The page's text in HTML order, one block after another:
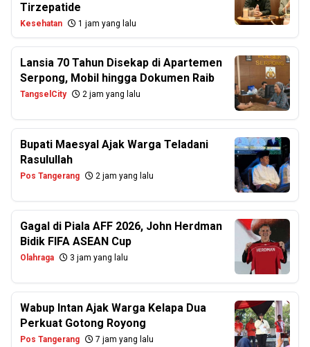
Tirzepatide
Kesehatan 1 jam yang lalu
Lansia 70 Tahun Disekap di Apartemen
Serpong, Mobil hingga Dokumen Raib
TangselCity 2 jam yang lalu
Bupati Maesyal Ajak Warga Teladani
Rasulullah
Pos Tangerang 2 jam yang lalu
Gagal di Piala AFF 2026, John Herdman
Bidik FIFA ASEAN Cup
Olahraga 3 jam yang lalu
Wabup Intan Ajak Warga Kelapa Dua
Perkuat Gotong Royong
Pos Tangerang 7 jam yang lalu